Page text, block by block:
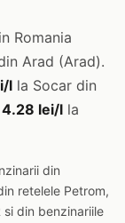
in Romania
Arad (Arad).
l la Socar din
4.28 lei/l la
din
retelele Petrom,
si din benzinariile